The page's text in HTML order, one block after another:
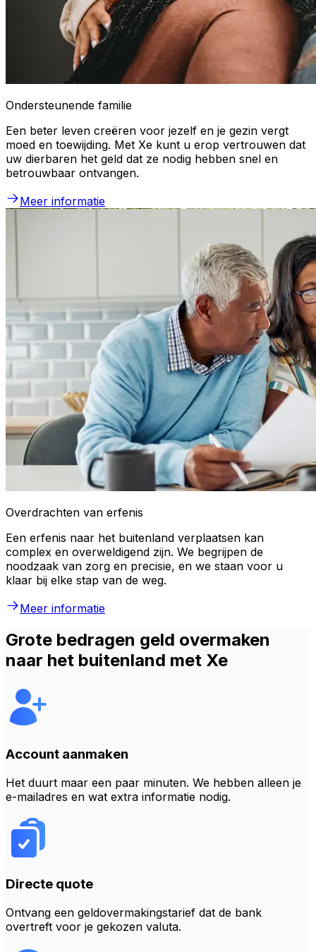
Ondersteunende familie
Een beter leven creëren voor jezelf en je gezin vergt
moed en toewijding. Met Xe kunt u erop vertrouwen dat
uw dierbaren het geld dat ze nodig hebben snel en
betrouwbaar ontvangen.
Meer informatie
Overdrachten van erfenis
Een erfenis naar het buitenland verplaatsen kan
complex en overweldigend zijn. We begrijpen de
noodzaak van zorg en precisie, en we staan voor u
klaar bij elke stap van de weg.
Meer informatie
Grote bedragen geld overmaken
naar het buitenland met Xe
Account aanmaken
Het duurt maar een paar minuten. We hebben alleen je
e-mailadres en wat extra informatie nodig.
Directe quote
Ontvang een geldovermakingstarief dat de bank
overtreft voor je gekozen valuta.